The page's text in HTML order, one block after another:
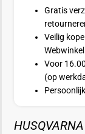
Gratis
Veilig
Voor
(op